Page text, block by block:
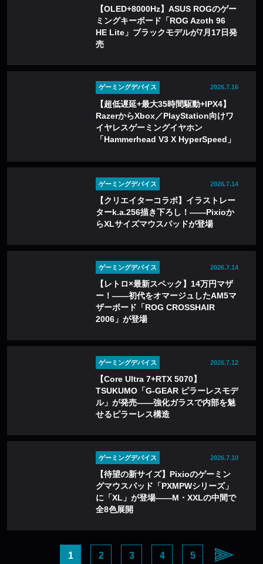
【OLED+8000Hz】ASUS ROGのゲー
ミングキーボード「ROG Azoth 96
HE Lite」ブラックモデルが7月17日発
売
ゲーミングデバイス 2026.7.16
【超低遅延+最大35時間駆動+IPX4】
RazerからXbox／PlayStation向けワ
イヤレスゲーミングイヤホン
「Hammerhead V3 X HyperSpeed」
ゲーミングデバイス 2026.7.14
【クリエイターコラボ】イラストレー
ターk.a.256描き下ろし！――Pixioか
らXLサイズマウスパッドが登場
ゲーミングデバイス 2026.7.14
【レトロ×最新スペック】14万円マザ
ー！――初代をオマージュしたAM5マ
ザーボード「ROG CROSSHAIR
2006」が登場
ゲーミングデバイス 2026.7.12
【Core Ultra 7+RTX 5070】
TSUKUMO「G-GEAR ピラーレスモデ
ル」が発売——強化ガラスで内部を魅
せるピラーレス構造
ゲーミングデバイス 2026.7.10
【待望の新サイズ】Pixioのゲーミン
グマウスパッド「PXMPWシリーズ」
に「XL」が登場——M・XXLの中間で
全8色展開
1 2 3 4 5